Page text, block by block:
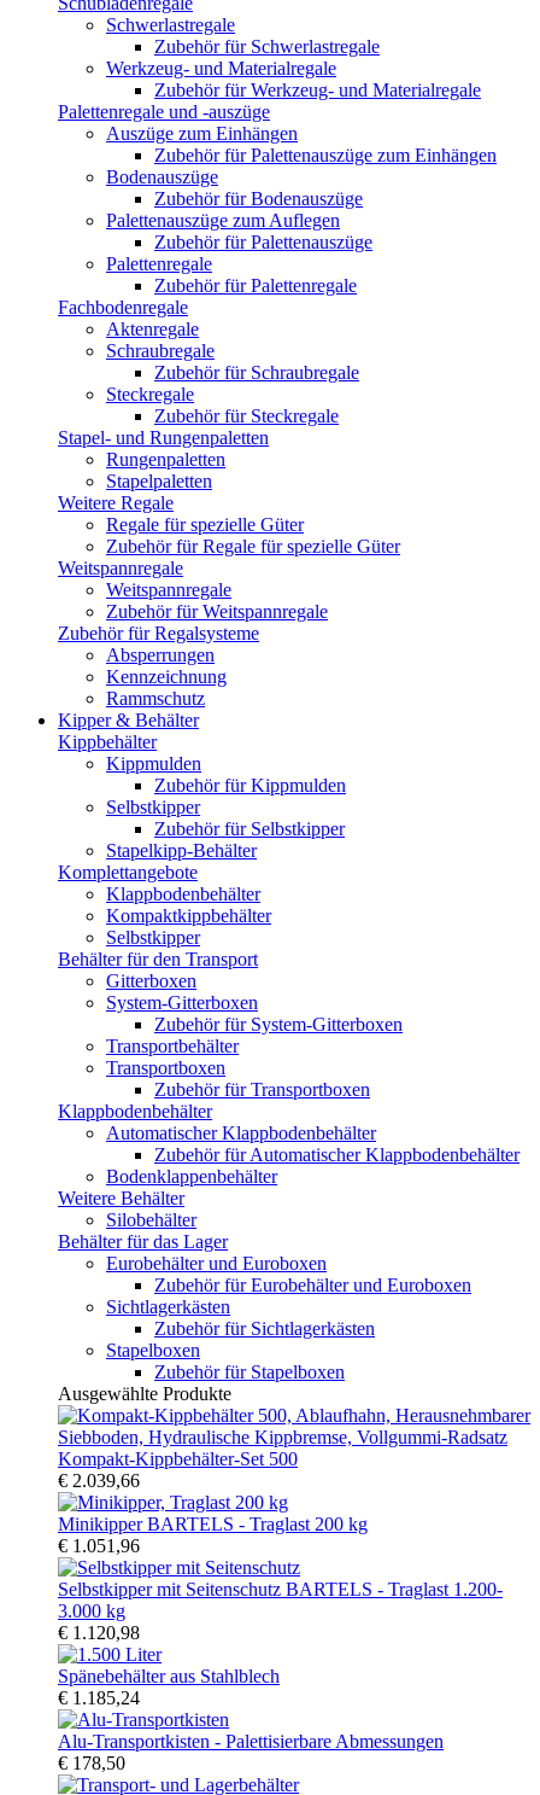
Schwerlastregale
Zubehör für Schwerlastregale
Werkzeug- und Materialregale
Zubehör für Werkzeug- und Materialregale
Palettenregale und -auszüge
Auszüge zum Einhängen
Zubehör für Palettenauszüge zum Einhängen
Bodenauszüge
Zubehör für Bodenauszüge
Palettenauszüge zum Auflegen
Zubehör für Palettenauszüge
Palettenregale
Zubehör für Palettenregale
Fachbodenregale
Aktenregale
Schraubregale
Zubehör für Schraubregale
Steckregale
Zubehör für Steckregale
Stapel- und Rungenpaletten
Rungenpaletten
Stapelpaletten
Weitere Regale
Regale für spezielle Güter
Zubehör für Regale für spezielle Güter
Weitspannregale
Weitspannregale
Zubehör für Weitspannregale
Zubehör für Regalsysteme
Absperrungen
Kennzeichnung
Rammschutz
Kipper & Behälter
Kippbehälter
Kippmulden
Zubehör für Kippmulden
Selbstkipper
Zubehör für Selbstkipper
Stapelkipp-Behälter
Komplettangebote
Klappbodenbehälter
Kompaktkippbehälter
Selbstkipper
Behälter für den Transport
Gitterboxen
System-Gitterboxen
Zubehör für System-Gitterboxen
Transportbehälter
Transportboxen
Zubehör für Transportboxen
Klappbodenbehälter
Automatischer Klappbodenbehälter
Zubehör für Automatischer Klappbodenbehälter
Bodenklappenbehälter
Weitere Behälter
Silobehälter
Behälter für das Lager
Eurobehälter und Euroboxen
Zubehör für Eurobehälter und Euroboxen
Sichtlagerkästen
Zubehör für Sichtlagerkästen
Stapelboxen
Zubehör für Stapelboxen
Ausgewählte Produkte
Kompakt-Kippbehälter-Set 500
€ 2.039,66
Minikipper BARTELS - Traglast 200 kg
€ 1.051,96
Selbstkipper mit Seitenschutz BARTELS - Traglast 1.200-
3.000 kg
€ 1.120,98
Spänebehälter aus Stahlblech
€ 1.185,24
Alu-Transportkisten - Palettisierbare Abmessungen
€ 178,50